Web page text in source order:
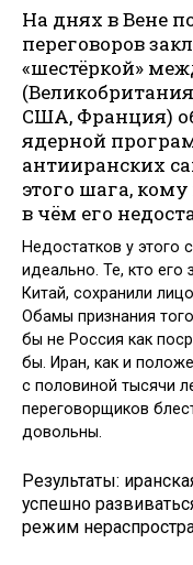
На днях в Вене
переговоров
«шестёркой»
США, Франция)
ядерной
антииранских
этого шага,
в чём его
Недостатков у этого
идеально. Те, кто
Китай, сохранили
Обамы признания
бы не Россия как
бы. Иран, как и
с половиной тысячи
переговорщиков
довольны.
Результаты:
успешно
режим